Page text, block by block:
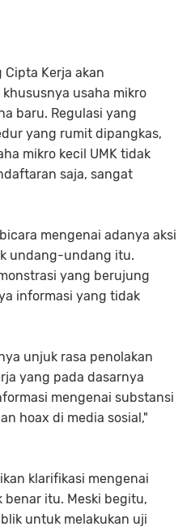
Kerja akan
usaha mikro
baru. Regulasi yang
yang rumit dipangkas,
mikro kecil UMK tidak
saja, sangat
mengenai adanya aksi
undang-undang itu.
yang berujung
informasi yang tidak
unjuk rasa penolakan
yang pada dasarnya
mengenai substansi
hoax di media sosial,"
klarifikasi mengenai
itu. Meski begitu,
untuk melakukan uji